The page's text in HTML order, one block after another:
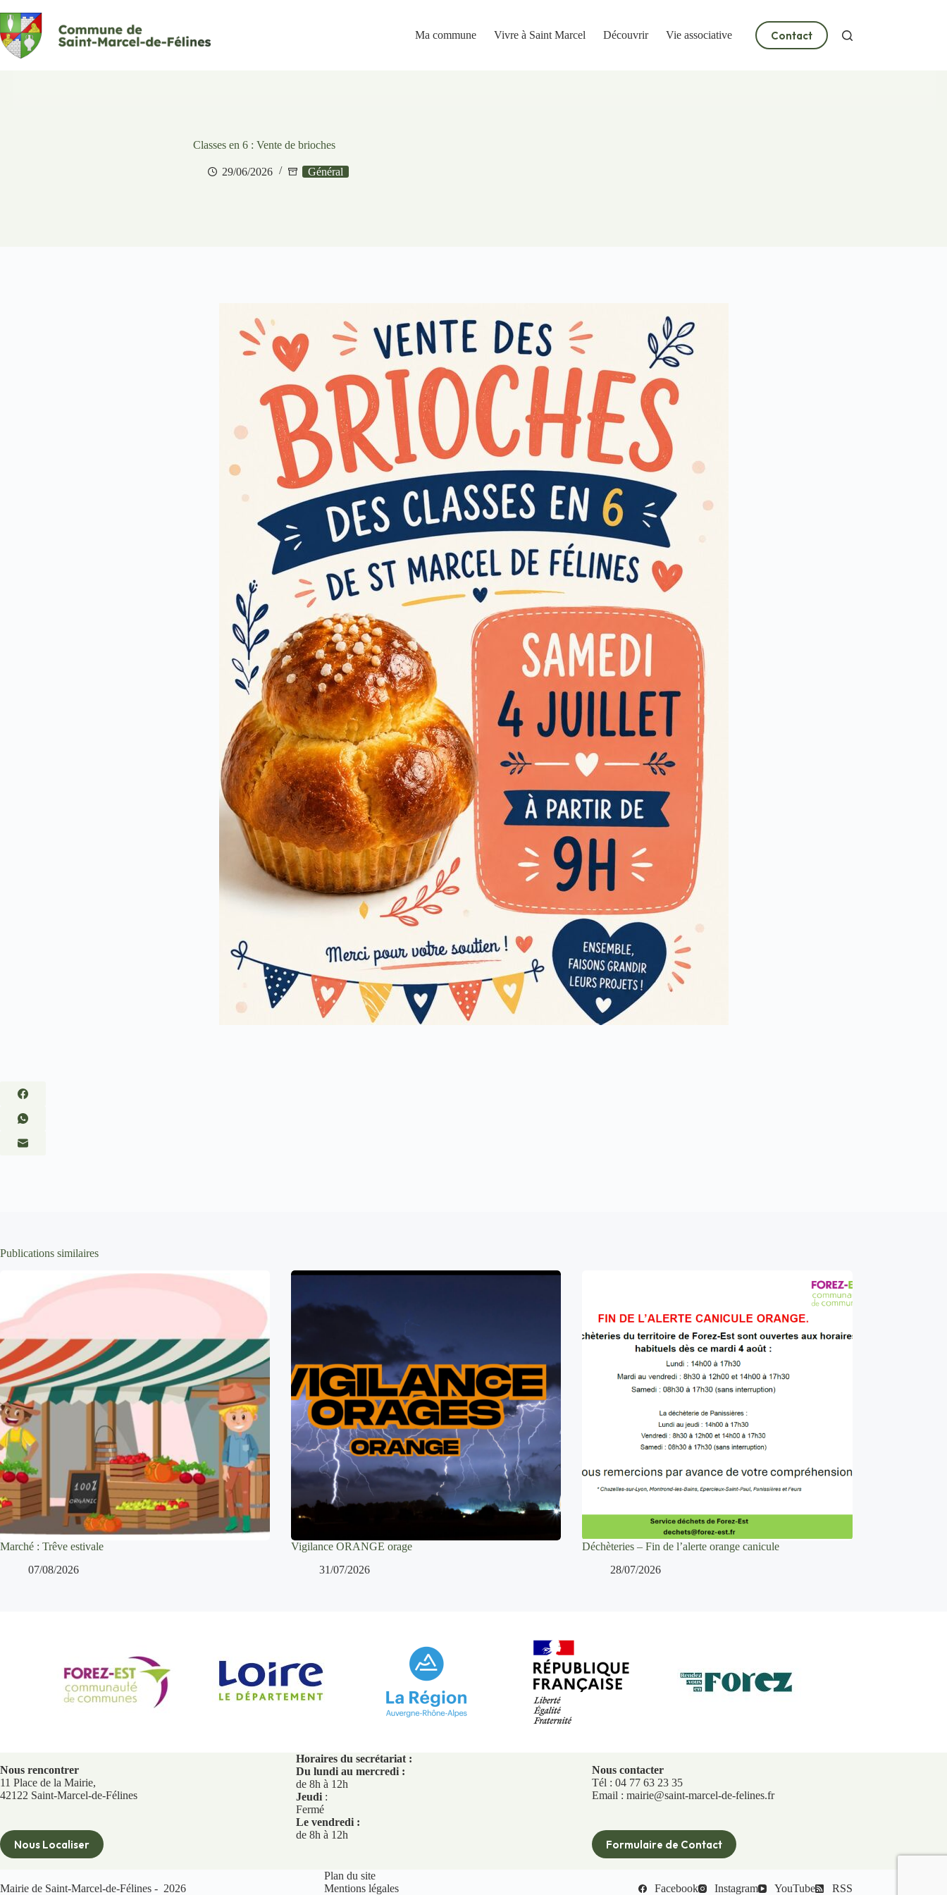
au
contenu
Ma commune Vivre à Saint Marcel Découvrir Vie associative Contact
Classes en 6 : Vente de brioches
29/06/2026 Général
Publications similaires
Marché : Trêve estivale
07/08/2026
Vigilance ORANGE orage
31/07/2026
Déchèteries – Fin de l’alerte orange canicule
28/07/2026
Nous rencontrer
11 Place de la Mairie,
42122 Saint-Marcel-de-Félines
Nous Localiser
Horaires du secrétariat :
Du lundi au mercredi :
de 8h à 12h
Jeudi:
Fermé
Le vendredi :
de 8h à 12h
Nous contacter
Tél : 04 77 63 23 35
Email : mairie@saint-marcel-de-felines.fr
Formulaire de Contact
Mairie de Saint-Marcel-de-Félines - 2026
Plan du site
Mentions légales
Facebook Instagram YouTube RSS